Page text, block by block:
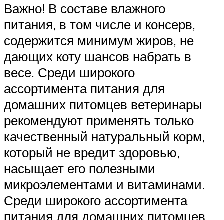
Важно! В составе влажного
питания, в том числе и консерв,
содержится минимум жиров, не
дающих коту шансов набрать в
весе. Среди широкого
ассортимента питания для
домашних питомцев ветеринары
рекомендуют применять только
качественный натуральный корм,
который не вредит здоровью,
насыщает его полезными
микроэлементами и витаминами.
Среди широкого ассортимента
питания для домашних питомцев